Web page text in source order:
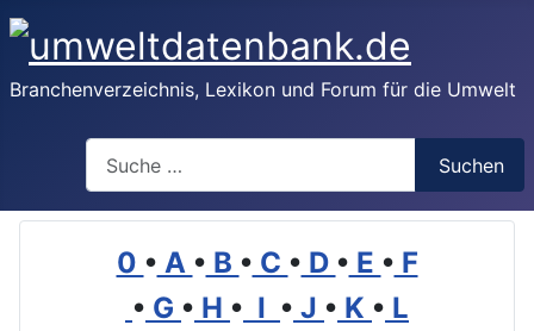
Branchenverzeichnis, Lexikon und Forum für die Umwelt
Suchen
0 • A • B • C • D • E • F
• G • H • I • J • K • L